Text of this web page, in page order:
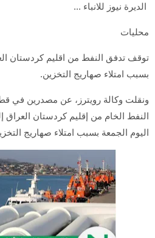
الديرة نيوز للانباء ...
محليات
توقف تدفق النفط من اقليم كردستان
بسبب امتلاء صهاريج التخزين.
ونقلت وكالة رويترز، عن مصدرين في
النفط الخام من إقليم كردستان العراق
اليوم الجمعة بسبب امتلاء صهاريج